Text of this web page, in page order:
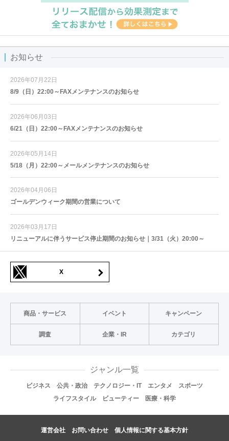
お知らせ
2026年07月22日
8/9（日）22:00～FAXメンテナンスのお知らせ
2026年06月03日
6/21（日）22:00～FAXメンテナンスのお知らせ
2026年05月14日
5/18（月）22:00～メールメンテナンスのお知らせ
2026年04月06日
ゴールデンウィーク期間の営業について
2026年03月17日
リニューアルに伴うサービス停止期間のお知らせ｜3/31（火）20:00～
X
商品・サービス イベント キャンペーン
調査 企業・IR カテゴリ
ジャンル一覧
ビジネス 公共・政治 テクノロジー・IT エンタメ
スポーツ
ライフスタイル
ビューティー 医療・科学
運営会社 お問い合わせ 個人情報に関する基本方針